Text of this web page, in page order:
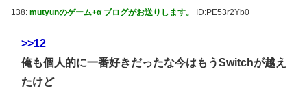
138: mutyunのゲーム+α ブログがお送りします。 ID:PE53r2Yb0
>>12
俺も個人的に一番好きだったな今はもうSwitchが越え
たけど